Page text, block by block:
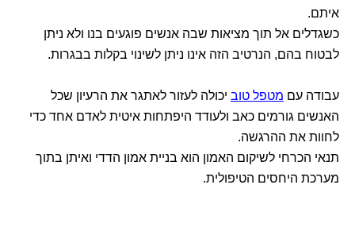
איתם.
כשגדלים אל תוך מציאות שבה אנשים פוגעים בנו ולא ניתן
לבטוח בהם, הנרטיב הזה אינו ניתן לשינוי בקלות בבגרות.
עבודה עם מטפל טוב יכולה לעזור לאתגר את הרעיון שכל
האנשים גורמים כאב ולעודד היפתחות איטית לאדם אחד כדי
לחוות את ההרגשה.
תנאי הכרחי לשיקום האמון הוא בניית אמון הדדי ואיתן בתוך
מערכת היחסים הטיפולית.